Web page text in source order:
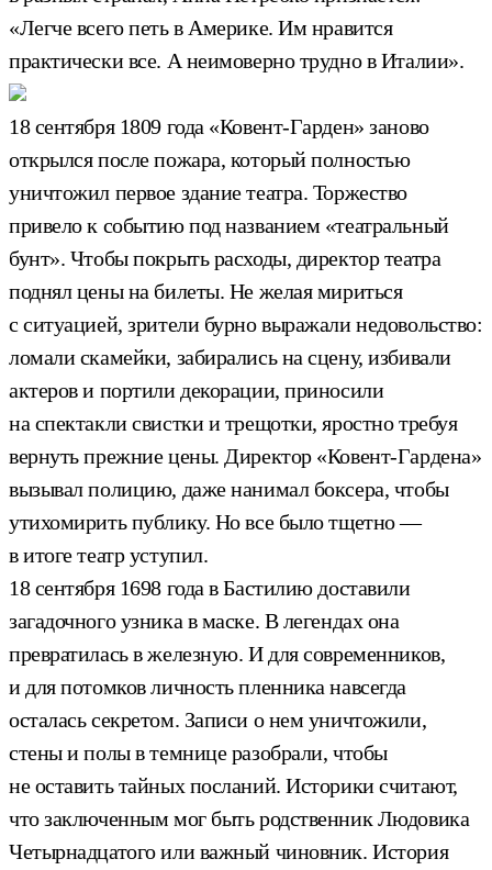
«Легче всего петь в Америке. Им нравится
практически все. А неимоверно трудно в Италии».
18 сентября 1809 года «Ковент-Гарден» заново
открылся после пожара, который полностью
уничтожил первое здание театра. Торжество
привело к событию под названием «театральный
бунт». Чтобы покрыть расходы, директор театра
поднял цены на билеты. Не желая мириться
с ситуацией, зрители бурно выражали недовольство:
ломали скамейки, забирались на сцену, избивали
актеров и портили декорации, приносили
на спектакли свистки и трещотки, яростно требуя
вернуть прежние цены. Директор «Ковент-Гардена»
вызывал полицию, даже нанимал боксера, чтобы
утихомирить публику. Но все было тщетно —
в итоге театр уступил.
18 сентября 1698 года в Бастилию доставили
загадочного узника в маске. В легендах она
превратилась в железную. И для современников,
и для потомков личность пленника навсегда
осталась секретом. Записи о нем уничтожили,
стены и полы в темнице разобрали, чтобы
не оставить тайных посланий. Историки считают,
что заключенным мог быть родственник Людовика
Четырнадцатого или важный чиновник. История